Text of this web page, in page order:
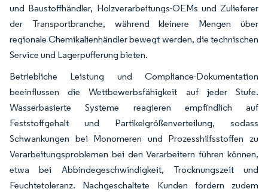
und Baustoffhändler, Holzverarbeitungs-OEMs und Zulieferer
der Transportbranche, während kleinere Mengen über
regionale Chemikalienhändler bewegt werden, die technischen
Service und Lagerpufferung bieten.
Betriebliche Leistung und Compliance-Dokumentation
beeinflussen die Wettbewerbsfähigkeit auf jeder Stufe.
Wasserbasierte Systeme reagieren empfindlich auf
Feststoffgehalt und Partikelgrößenverteilung, sodass
Schwankungen bei Monomeren und Prozesshilfsstoffen zu
Verarbeitungsproblemen bei den Verarbeitern führen können,
etwa bei Abbindegeschwindigkeit, Trocknungszeit und
Feuchtetoleranz. Nachgeschaltete Kunden fordern zudem